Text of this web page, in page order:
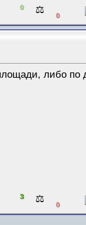
0 ⚖️ 0
либо
3 ⚖️ 0